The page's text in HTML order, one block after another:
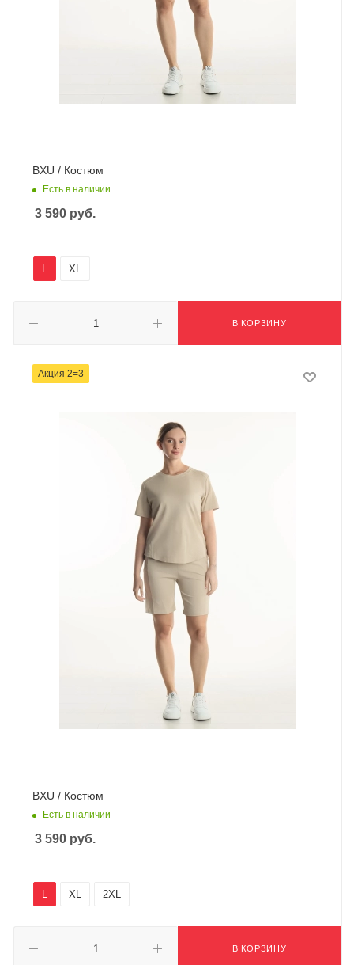
BXU / Костюм
Есть в наличии
3 590 руб.
В КОРЗИНУ
L XL
Акция 2=3
BXU / Костюм
Есть в наличии
3 590 руб.
В КОРЗИНУ
L XL 2XL